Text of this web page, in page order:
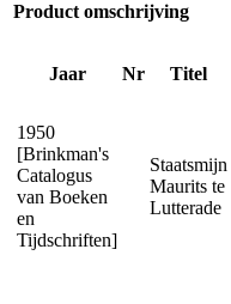
Product omschrijving
Jaar Nr Titel
1950
[Brinkman's
Catalogus
van Boeken
en
Tijdschriften]
Staatsmijn
Maurits te
Lutterade